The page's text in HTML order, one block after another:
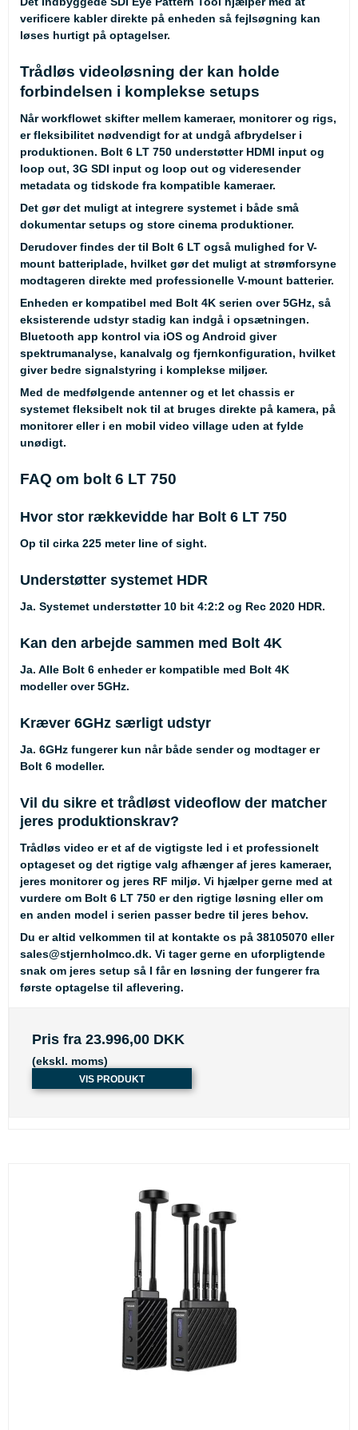
verificere kabler direkte på enheden så fejlsøgning kan
løses hurtigt på optagelser.
Trådløs videoløsning der kan holde
forbindelsen i komplekse setups
Når workflowet skifter mellem kameraer, monitorer og rigs,
er fleksibilitet nødvendigt for at undgå afbrydelser i
produktionen. Bolt 6 LT 750 understøtter HDMI input og
loop out, 3G SDI input og loop out og videresender
metadata og tidskode fra kompatible kameraer.
Det gør det muligt at integrere systemet i både små
dokumentar setups og store cinema produktioner.
Derudover findes der til Bolt 6 LT også mulighed for V-
mount batteriplade, hvilket gør det muligt at strømforsyne
modtageren direkte med professionelle V-mount batterier.
Enheden er kompatibel med Bolt 4K serien over 5GHz, så
eksisterende udstyr stadig kan indgå i opsætningen.
Bluetooth app kontrol via iOS og Android giver
spektrumanalyse, kanalvalg og fjernkonfiguration, hvilket
giver bedre signalstyring i komplekse miljøer.
Med de medfølgende antenner og et let chassis er
systemet fleksibelt nok til at bruges direkte på kamera, på
monitorer eller i en mobil video village uden at fylde
unødigt.
FAQ om bolt 6 LT 750
Hvor stor rækkevidde har Bolt 6 LT 750
Op til cirka 225 meter line of sight.
Understøtter systemet HDR
Ja. Systemet understøtter 10 bit 4:2:2 og Rec 2020 HDR.
Kan den arbejde sammen med Bolt 4K
Ja. Alle Bolt 6 enheder er kompatible med Bolt 4K
modeller over 5GHz.
Kræver 6GHz særligt udstyr
Ja. 6GHz fungerer kun når både sender og modtager er
Bolt 6 modeller.
Vil du sikre et trådløst videoflow der matcher
jeres produktionskrav?
Trådløs video er et af de vigtigste led i et professionelt
optageset og det rigtige valg afhænger af jeres kameraer,
jeres monitorer og jeres RF miljø. Vi hjælper gerne med at
vurdere om Bolt 6 LT 750 er den rigtige løsning eller om
en anden model i serien passer bedre til jeres behov.
Du er altid velkommen til at kontakte os på 38105070 eller
sales@stjernholmco.dk. Vi tager gerne en uforpligtende
snak om jeres setup så I får en løsning der fungerer fra
første optagelse til aflevering.
Pris fra 23.996,00 DKK
(ekskl. moms)
VIS PRODUKT